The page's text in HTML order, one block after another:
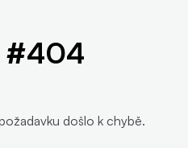
#404
došlo k chybě.